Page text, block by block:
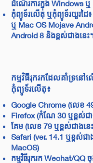
ដំណើរការក្នុង Windows
កុំព្យូទ័រលើតុ ឬកុំព្យូទ័រយួរដៃ
ឬ Mac OS Mojave
Android 8 និងខ្ពស់ជាងនេះ
កម្មវិធីរុករកដែលគាំទ្រនៅ
កុំព្យូទ័រលើតុ៖
Google Chrome (លេខ
Firefox (កំណែ 30 ឬខ្ពស់ជា
គែម (លេខ 79 ឬខ្ពស់ជាងនេ
Safari (ver. 14.1 ឬខ្ពស់ជ
MacOS)
កម្មវិធីរុករក Wechat/